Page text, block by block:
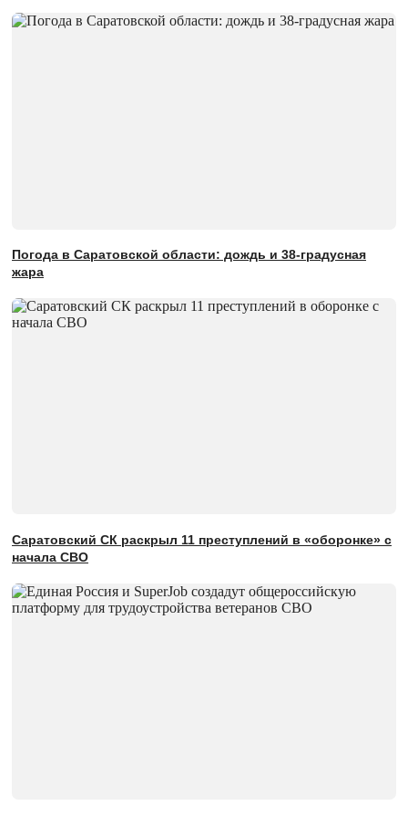
Погода в Саратовской области: дождь и 38-градусная
жара
Саратовский СК раскрыл 11 преступлений в «оборонке» с
начала СВО